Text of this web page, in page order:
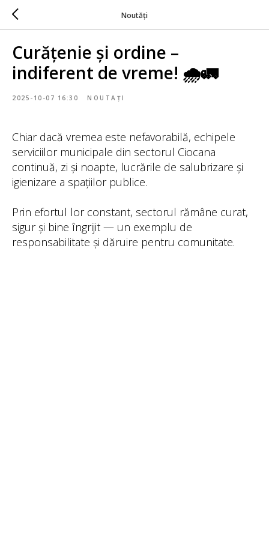
Noutăți
Curățenie și ordine –
indiferent de vreme! 🌧️🚛
2025-10-07 16:30 NOUTAȚI
Chiar dacă vremea este nefavorabilă, echipele
serviciilor municipale din sectorul Ciocana
continuă, zi și noapte, lucrările de salubrizare și
igienizare a spațiilor publice.
Prin efortul lor constant, sectorul rămâne curat,
sigur și bine îngrijit — un exemplu de
responsabilitate și dăruire pentru comunitate.